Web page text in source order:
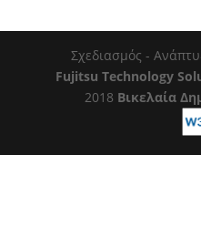
Σχεδιασμός -
Fujitsu Technology
2018 Βικελαία